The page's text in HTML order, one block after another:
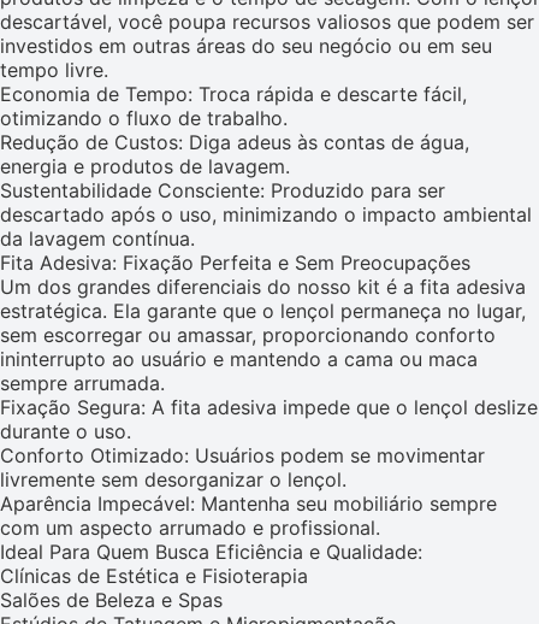
descartável, você poupa recursos valiosos que podem ser
investidos em outras áreas do seu negócio ou em seu
tempo livre.
Economia de Tempo: Troca rápida e descarte fácil,
otimizando o fluxo de trabalho.
Redução de Custos: Diga adeus às contas de água,
energia e produtos de lavagem.
Sustentabilidade Consciente: Produzido para ser
descartado após o uso, minimizando o impacto ambiental
da lavagem contínua.
Fita Adesiva: Fixação Perfeita e Sem Preocupações
Um dos grandes diferenciais do nosso kit é a fita adesiva
estratégica. Ela garante que o lençol permaneça no lugar,
sem escorregar ou amassar, proporcionando conforto
ininterrupto ao usuário e mantendo a cama ou maca
sempre arrumada.
Fixação Segura: A fita adesiva impede que o lençol deslize
durante o uso.
Conforto Otimizado: Usuários podem se movimentar
livremente sem desorganizar o lençol.
Aparência Impecável: Mantenha seu mobiliário sempre
com um aspecto arrumado e profissional.
Ideal Para Quem Busca Eficiência e Qualidade:
Clínicas de Estética e Fisioterapia
Salões de Beleza e Spas